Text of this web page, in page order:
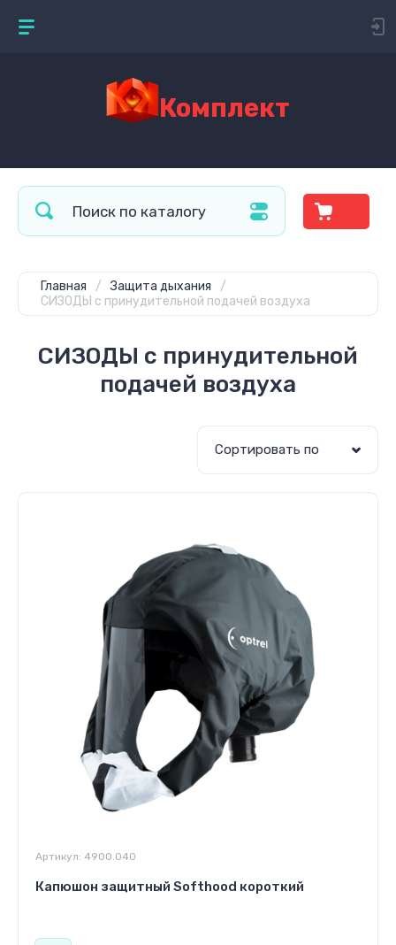
Комплект
Главная / Защита дыхания
/
СИЗОДЫ с принудительной подачей воздуха
СИЗОДЫ с принудительной
подачей воздуха
Сортировать по
Артикул: 4900.040
Капюшон защитный Softhood короткий